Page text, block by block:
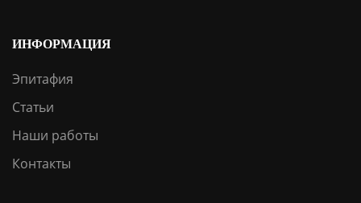
ИНФОРМАЦИЯ
Эпитафия
Статьи
Наши работы
Контакты